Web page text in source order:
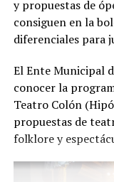
distinguida con los
2026 como Mejor
Faro de Oro 2024.
Gutiérrez Rey
Mundial de Tango
y propuestas de
consiguen en la
diferenciales para
El Ente Municipal
conocer la
Teatro Colón
propuestas de
folklore y